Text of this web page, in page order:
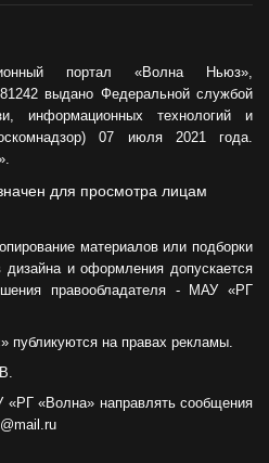
портал «Волна Ньюз»,
выдано Федеральной службой
информационных технологий и
07 июля 2021 года.
для просмотра лицам
материалов или подборки
дизайна и оформления допускается
правообладателя - МАУ «РГ
публикуются на правах рекламы.
«Волна» направлять сообщения